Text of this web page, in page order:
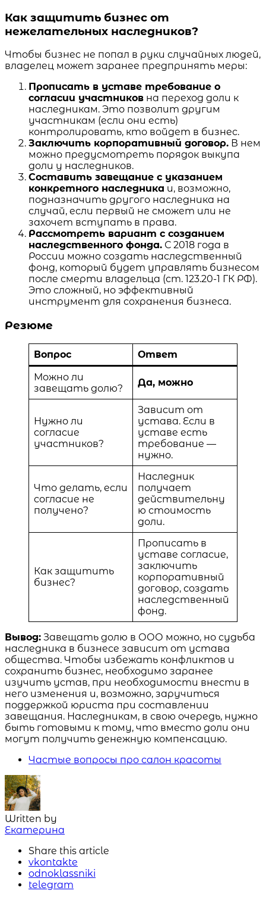
Как защитить бизнес от
нежелательных наследников?
Чтобы бизнес не попал в руки случайных людей,
владелец может заранее предпринять меры:
Прописать в уставе требование о
согласии участников на переход доли к
наследникам. Это позволит другим
участникам (если они есть)
контролировать, кто войдет в бизнес.
Заключить корпоративный договор. В нем
можно предусмотреть порядок выкупа
доли у наследников.
Составить завещание с указанием
конкретного наследника и, возможно,
подназначить другого наследника на
случай, если первый не сможет или не
захочет вступать в права.
Рассмотреть вариант с созданием
наследственного фонда. С 2018 года в
России можно создать наследственный
фонд, который будет управлять бизнесом
после смерти владельца (ст. 123.20-1 ГК РФ).
Это сложный, но эффективный
инструмент для сохранения бизнеса.
Резюме
Вопрос
Ответ
Можно ли
завещать долю?
Да, можно
Нужно ли
согласие
участников?
Зависит от
устава. Если в
уставе есть
требование —
нужно.
Что делать, если
согласие не
получено?
Наследник
получает
действительну
ю стоимость
доли.
Как защитить
бизнес?
Прописать в
уставе согласие,
заключить
корпоративный
договор, создать
наследственный
фонд.
Вывод: Завещать долю в ООО можно, но судьба
наследника в бизнесе зависит от устава
общества. Чтобы избежать конфликтов и
сохранить бизнес, необходимо заранее
изучить устав, при необходимости внести в
него изменения и, возможно, заручиться
поддержкой юриста при составлении
завещания. Наследникам, в свою очередь, нужно
быть готовыми к тому, что вместо доли они
могут получить денежную компенсацию.
Частые вопросы про салон красоты
Written by
Екатерина
Share this article
vkontakte
odnoklassniki
telegram